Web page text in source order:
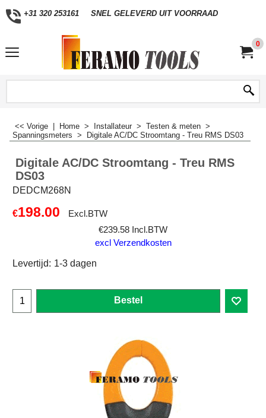
+31 320 253161 SNEL GELEVERD UIT VOORRAAD
0
<< Vorige Home > Installateur > Testen & meten >
Spanningsmeters > Digitale AC/DC Stroomtang - Treu RMS DS03
Digitale AC/DC Stroomtang - Treu RMS
DS03
DEDCM268N
€198.00
Excl.BTW
€239.58 Incl.BTW
excl Verzendkosten
Levertijd: 1-3 dagen
Bestel